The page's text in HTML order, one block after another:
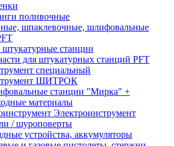
поливочные
шпаклевочные, шлифовальные
штукатурные станции
для штукатурных станций PFT
специальный
ШИТРОК
станции "Мирка" +
материалы
Электроинструмент
/ шуроповерты
устройства, аккумуляторы